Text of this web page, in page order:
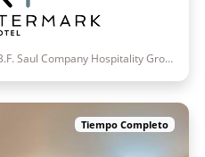
Publicado 7 de julio de 2026 por B.F. Saul Company Hospitality Group
Tiempo Completo